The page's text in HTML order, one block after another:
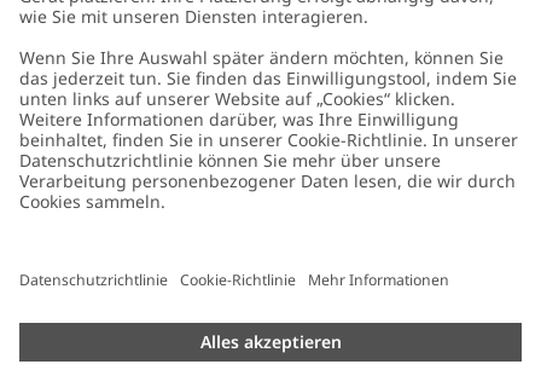
FAQ
Barrierefreiheit
Datenschutzrichtlinie
Cookie-Richtlinie
Größenratgeber
Über uns
Über Newbie
Nachhaltigkeit
Impressum
Presse
Germany Standort ändern
Cookies